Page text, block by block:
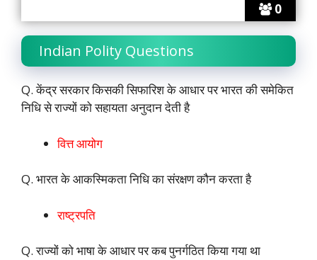
0
Indian Polity Questions
Q. केंद्र सरकार किसकी सिफारिश के आधार पर भारत की समेकित
निधि से राज्यों को सहायता अनुदान देती है
वित्त आयोग
Q. भारत के आकस्मिकता निधि का संरक्षण कौन करता है
राष्ट्रपति
Q. राज्यों को भाषा के आधार पर कब पुनर्गठित किया गया था